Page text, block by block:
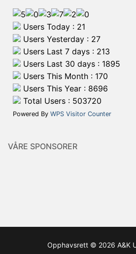
Users Today : 21
Users Yesterday : 27
Users Last 7 days : 213
Users Last 30 days : 1895
Users This Month : 170
Users This Year : 8696
Total Users : 503720
Powered By WPS Visitor Counter
VÅRE SPONSORER
Opphavsrett © 2026 A&K